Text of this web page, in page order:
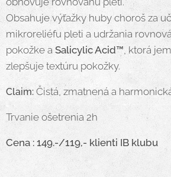
Obsahuje výťažky huby choroš za
mikroreliéfu pleti a udržania
pokožke a Salicylic Acid™, ktorá
zlepšuje textúru pokožky.
Claim: Čistá, zmatnená a
Trvanie ošetrenia 2h
Cena : 149.-/119,- klienti IB klubu